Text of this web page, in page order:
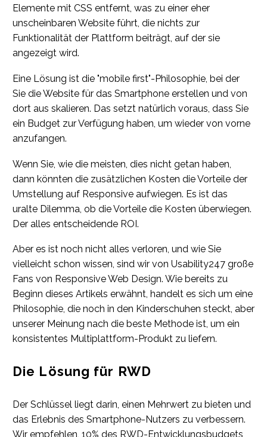
Elemente mit CSS entfernt, was zu einer eher
unscheinbaren Website führt, die nichts zur
Funktionalität der Plattform beiträgt, auf der sie
angezeigt wird.
Eine Lösung ist die "mobile first"-Philosophie, bei der
Sie die Website für das Smartphone erstellen und von
dort aus skalieren. Das setzt natürlich voraus, dass Sie
ein Budget zur Verfügung haben, um wieder von vorne
anzufangen.
Wenn Sie, wie die meisten, dies nicht getan haben,
dann könnten die zusätzlichen Kosten die Vorteile der
Umstellung auf Responsive aufwiegen. Es ist das
uralte Dilemma, ob die Vorteile die Kosten überwiegen.
Der alles entscheidende ROI.
Aber es ist noch nicht alles verloren, und wie Sie
vielleicht schon wissen, sind wir von Usability247 große
Fans von Responsive Web Design. Wie bereits zu
Beginn dieses Artikels erwähnt, handelt es sich um eine
Philosophie, die noch in den Kinderschuhen steckt, aber
unserer Meinung nach die beste Methode ist, um ein
konsistentes Multiplattform-Produkt zu liefern.
Die Lösung für RWD
Der Schlüssel liegt darin, einen Mehrwert zu bieten und
das Erlebnis des Smartphone-Nutzers zu verbessern.
Wir empfehlen, 10% des RWD-Entwicklungsbudgets